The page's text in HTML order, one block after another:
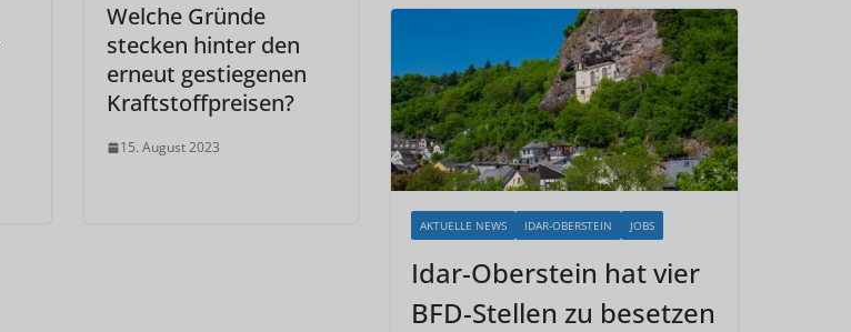
Welche Gründe
stecken hinter den
erneut gestiegenen
Kraftstoffpreisen?
15. August 2023
AKTUELLE NEWS IDAR-OBERSTEIN JOBS
Idar-Oberstein hat vier
BFD-Stellen zu besetzen